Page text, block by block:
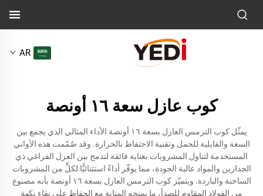
AR
كوب عازل سعة ١٦ أونصة
يمثّل كوب الترمس العازل بسعة ١٦ أونصة الأداء المثالي الذي يجمع بين
السعة والقابلية للحمل وتقنية الاحتفاظ بالحرارة. وقد صُمّمت هذه الأواني
المستخدمة لتناول المشروبات بعناية فائقة لتدمج بين العزل الفراغي ذي
الجدارين والمواد عالية الجودة، مما يوفّر أداءً استثنائيًّا لكلٍّ من المشروبات
الساخنة والباردة. ويتميّز كوب الترمس العازل بسعة ١٦ أونصة بأنه مصنوع
من الفولاذ المقاوم للصدأ، ما يمنحه المتانة مع الحفاظ على نقاء نكهة